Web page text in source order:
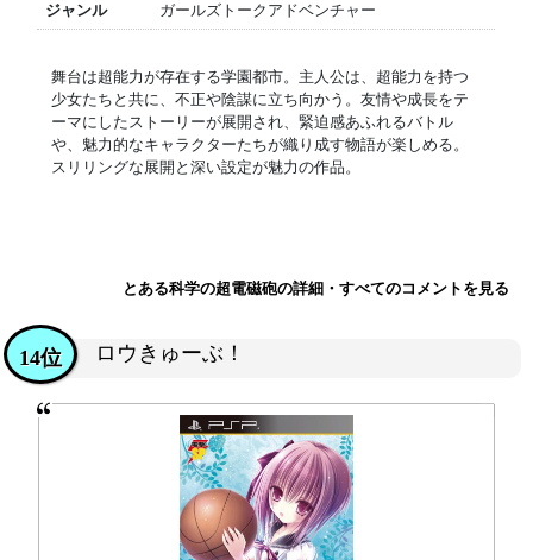
ジャンル ガールズトークアドベンチャー
舞台は超能力が存在する学園都市。主人公は、超能力を持つ
少女たちと共に、不正や陰謀に立ち向かう。友情や成長をテ
ーマにしたストーリーが展開され、緊迫感あふれるバトル
や、魅力的なキャラクターたちが織り成す物語が楽しめる。
スリリングな展開と深い設定が魅力の作品。
とある科学の超電磁砲の詳細・すべてのコメントを見る
ロウきゅーぶ！
14位